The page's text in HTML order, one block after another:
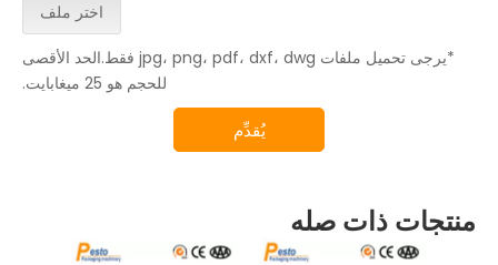
اختر ملف
*يرجى تحميل ملفات jpg، png، pdf، dxf، dwg فقط.الحد الأقصى
للحجم هو 25 ميغابايت.
يُقدِّم
منتجات ذات صله